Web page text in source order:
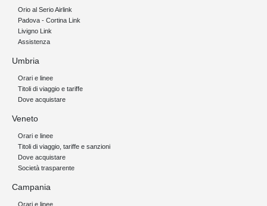
Orio al Serio Airlink
Padova - Cortina Link
Livigno Link
Assistenza
Umbria
Orari e linee
Titoli di viaggio e tariffe
Dove acquistare
Veneto
Orari e linee
Titoli di viaggio, tariffe e sanzioni
Dove acquistare
Società trasparente
Campania
Orari e linee